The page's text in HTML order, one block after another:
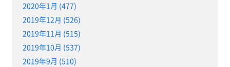
2020年1月 (477)
2019年12月 (526)
2019年11月 (515)
2019年10月 (537)
2019年9月 (510)